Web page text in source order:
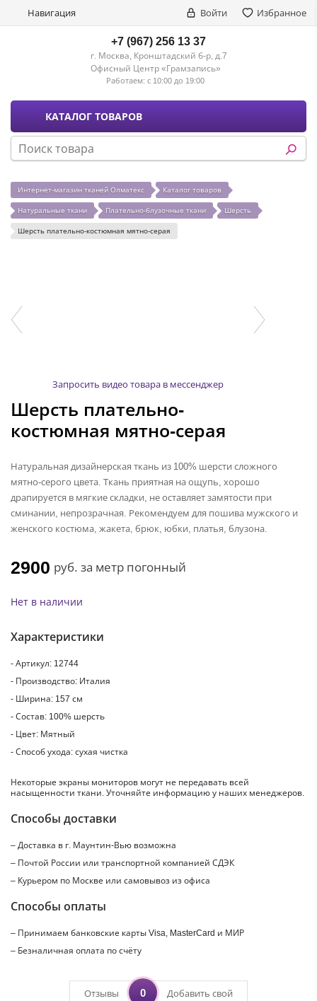
Навигация Войти Избранное
+7 (967) 256 13 37
г. Москва, Кронштадский б-р, д.7
Офисный Центр «Грамзапись»
Работаем: с 10:00 до 19:00
КАТАЛОГ ТОВАРОВ
Интернет-магазин тканей Олматекс Каталог товаров
Натуральные ткани Плательно-блузочные ткани Шерсть
Шерсть плательно-костюмная мятно-серая
Запросить видео товара в мессенджер
Шерсть плательно-
костюмная мятно-серая
Натуральная дизайнерская ткань из 100% шерсти сложного
мятно-серого цвета. Ткань приятная на ощупь, хорошо
драпируется в мягкие складки, не оставляет замятости при
сминании, непрозрачная. Рекомендуем для пошива мужского и
женского костюма, жакета, брюк, юбки, платья, блузона.
2900 руб. за метр погонный
Нет в наличии
Характеристики
- Артикул: 12744
- Производство: Италия
- Ширина: 157 см
- Состав: 100% шерсть
- Цвет: Мятный
- Способ ухода: сухая чистка
Некоторые экраны мониторов могут не передавать всей
насыщенности ткани. Уточняйте информацию у наших менеджеров.
Способы доставки
– Доставка в г. Маунтин-Вью возможна
– Почтой России или транспортной компанией СДЭК
– Курьером по Москве или самовывоз из офиса
Способы оплаты
– Принимаем банковские карты Visa, MasterCard и МИР
– Безналичная оплата по счёту
Отзывы 0 Добавить свой